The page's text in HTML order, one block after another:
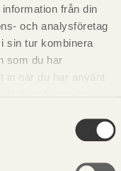
från din
och analysföretag
sin tur kombinera
som du har
in när du har använt